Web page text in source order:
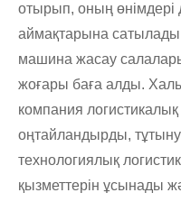
отырып, оның өнімдері
аймақтарына
машина жасау
жоғары баға алды.
компания
оңтайландырды,
технологиялық
қызметтерін ұсынады